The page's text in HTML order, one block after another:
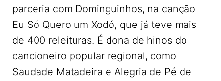
parceria com Dominguinhos, na canção
Eu Só Quero um Xodó, que já teve mais
de 400 releituras. É dona de hinos do
cancioneiro popular regional, como
Saudade Matadeira e Alegria de Pé de